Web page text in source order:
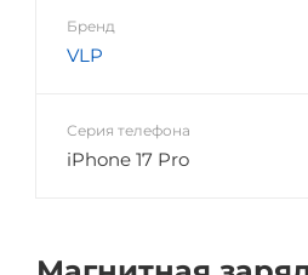
Бренд
VLP
Серия телефона
iPhone 17 Pro